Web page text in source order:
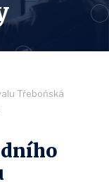
Třeboňská